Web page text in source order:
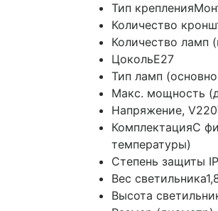
Тип крепления
Количество
Количество ламп
ЦокольE27
Тип ламп
Макс. мощность
Напряжение, V
КомплектацияС
температуры)
Степень защиты IP
Вес светильника
Высота